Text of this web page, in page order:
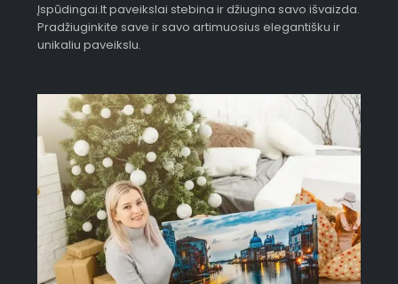
Įspūdingai.lt paveikslai stebina ir džiugina savo išvaizda.
Pradžiuginkite save ir savo artimuosius elegantišku ir
unikaliu paveikslu.